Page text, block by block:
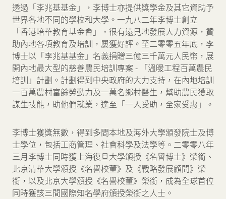
透過「李兆基基金」，李博士亦提供獎學金及其它資助予
世界各地不同的學校和大學。一九八二年李博士創立
「香港培華教育基金會」，很有遠見地發展人力資源，贊
助內地各項教育及培訓，屢獲好評。至二零零五年底，李
博士以「李兆基基金」名義捐贈三億三千萬元人民幣，展
開內地最大型的慈善農民培訓專案 - 「溫暖工程百萬農民
培訓」計劃。計劃得到中央政府的大力支持，在內地培訓
一百萬農村富餘勞動力及一萬名鄉村醫生，幫助農民獲取
謀生技能，助他們就業，達至「一人受助，全家受惠」。
李博士獲獎無數，得到多間本地及海外大學頒發院士及博
士學位，包括工商管理、社會科學及法學等。二零零八年
三月李博士同時獲上海復旦大學頒授《名譽博士》榮銜、
北京清華大學頒授《名譽校董》及《戰略發展顧問》榮
銜，以及北京大學頒授《名譽校董》榮銜，成為全球首位
同時獲該三間國際知名學府頒授榮銜之人士。